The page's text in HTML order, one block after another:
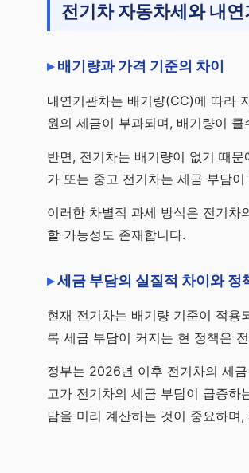
전기차 자동차세와 내
배기량과 가격 기준의 차이
내연기관차는 배기량(CC)에 따라
원의 세금이 부과되며, 배기량이
반면, 전기차는 배기량이 없기 때
가 또는 중고 전기차는 세금 부담
이러한 차별적 과세 방식은 전기차
할 가능성도 존재합니다.
세금 부담의 실질적 차이와 정
현재 전기차는 배기량 기준이 적용
록 세금 부담이 커지는 현 정책은
정부는 2026년 이후 전기차의 세
고가 전기차의 세금 부담이 급증하
담을 미리 계산하는 것이 중요하며